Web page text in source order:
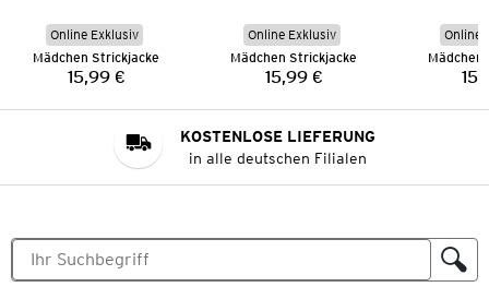
Online Exklusiv
Mädchen Strickjacke
Preis:
15,99 €
Online Exklusiv
Mädchen Strickjacke
Preis:
15,99 €
Online
Mädchen
KOSTENLOSE LIEFERUNG
in alle deutschen Filialen